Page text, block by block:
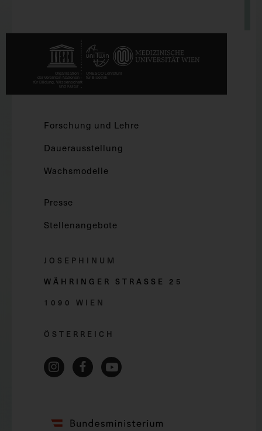
Forschung und Lehre
Dauerausstellung
Wachsmodelle
Presse
Stellenangebote
JOSEPHINUM
WÄHRINGER STRASSE 2 5
1090 WIEN
ÖSTERREICH